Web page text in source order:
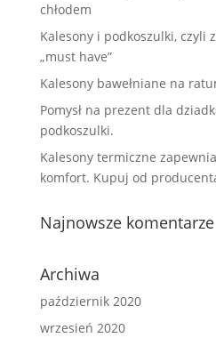
chłodem
Kalesony i podkoszulki, czyli
„must have”
Kalesony bawełniane na
Pomysł na prezent dla
podkoszulki.
Kalesony termiczne
komfort. Kupuj od
Najnowsze komentarze
Archiwa
październik 2020
wrzesień 2020